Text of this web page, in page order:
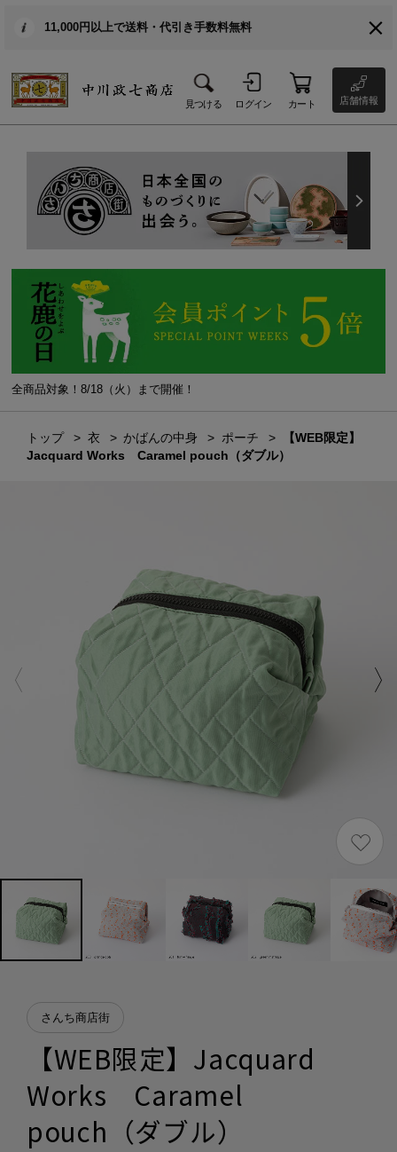
11,000円以上で送料・代引き手数料無料
見つける ログイン カート 店舗情報
全商品対象！8/18（火）まで開催！
トップ 衣 かばんの中身 ポーチ
【WEB限定】
Jacquard Works Caramel pouch（ダブル）
さんち商店街
【WEB限定】Jacquard
Works Caramel
pouch（ダブル）